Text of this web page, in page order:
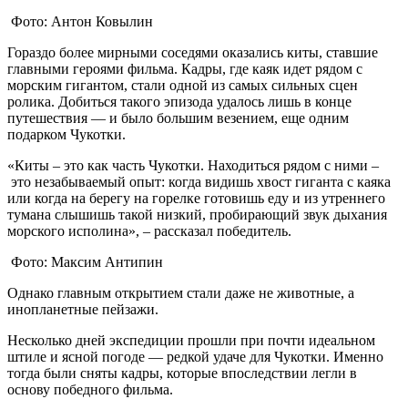
Фото: Антон Ковылин
Гораздо более мирными соседями оказались киты, ставшие
главными героями фильма. Кадры, где каяк идет рядом с
морским гигантом, стали одной из самых сильных сцен
ролика. Добиться такого эпизода удалось лишь в конце
путешествия — и было большим везением, еще одним
подарком Чукотки.
«Киты – это как часть Чукотки. Находиться рядом с ними –
это незабываемый опыт: когда видишь хвост гиганта с каяка
или когда на берегу на горелке готовишь еду и из утреннего
тумана слышишь такой низкий, пробирающий звук дыхания
морского исполина», – рассказал победитель.
Фото: Максим Антипин
Однако главным открытием стали даже не животные, а
инопланетные пейзажи.
Несколько дней экспедиции прошли при почти идеальном
штиле и ясной погоде — редкой удаче для Чукотки. Именно
тогда были сняты кадры, которые впоследствии легли в
основу победного фильма.